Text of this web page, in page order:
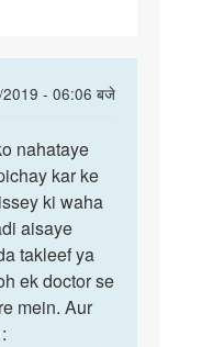
- 06:06 बजे
nahataye
kar ke
ki waha
aisaye
takleef ya
ek doctor se
mein. Aur